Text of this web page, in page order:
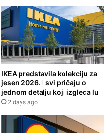
IKEA predstavila kolekciju za
jesen 2026. i svi pričaju o
jednom detalju koji izgleda lu
2 days ago